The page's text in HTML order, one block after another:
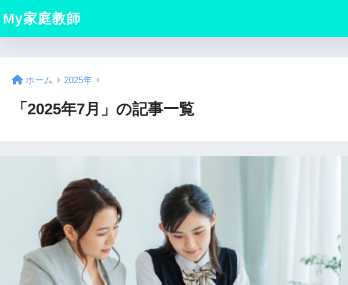
My家庭教師
ホーム 2025年
「2025年7月」の記事一覧